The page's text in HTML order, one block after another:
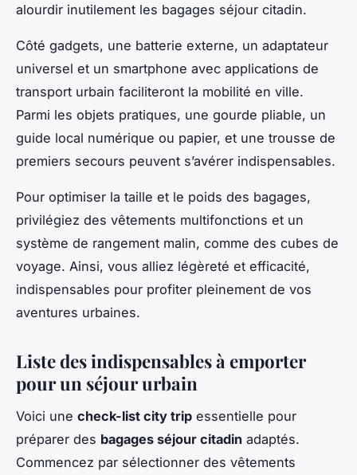
alourdir inutilement les bagages séjour citadin.
Côté gadgets, une batterie externe, un adaptateur
universel et un smartphone avec applications de
transport urbain faciliteront la mobilité en ville.
Parmi les objets pratiques, une gourde pliable, un
guide local numérique ou papier, et une trousse de
premiers secours peuvent s’avérer indispensables.
Pour optimiser la taille et le poids des bagages,
privilégiez des vêtements multifonctions et un
système de rangement malin, comme des cubes de
voyage. Ainsi, vous alliez légèreté et efficacité,
indispensables pour profiter pleinement de vos
aventures urbaines.
Liste des indispensables à emporter
pour un séjour urbain
Voici une check-list city trip essentielle pour
préparer des bagages séjour citadin adaptés.
Commencez par sélectionner des vêtements